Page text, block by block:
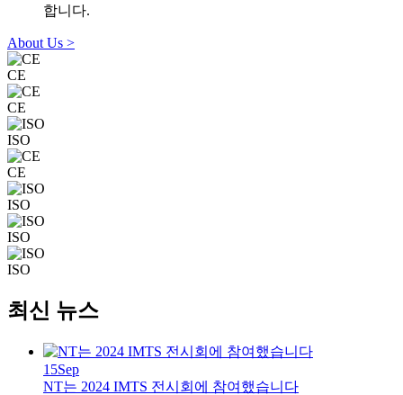
합니다.
About Us >
CE
CE
ISO
CE
ISO
ISO
ISO
최신 뉴스
15Sep
NT는 2024 IMTS 전시회에 참여했습니다